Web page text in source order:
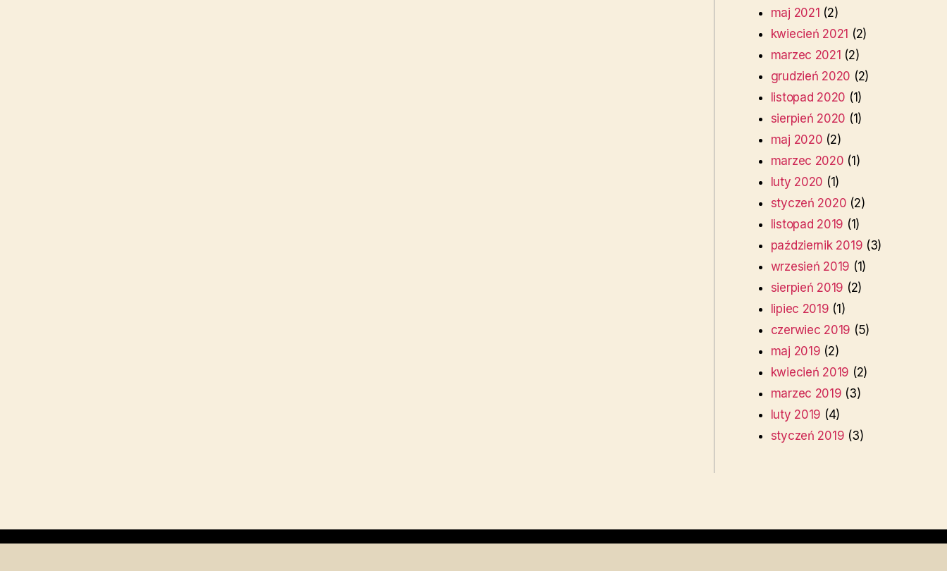
maj 2021 (2)
kwiecień 2021 (2)
marzec 2021 (2)
grudzień 2020 (2)
listopad 2020 (1)
sierpień 2020 (1)
maj 2020 (2)
marzec 2020 (1)
luty 2020 (1)
styczeń 2020 (2)
listopad 2019 (1)
październik 2019 (3)
wrzesień 2019 (1)
sierpień 2019 (2)
lipiec 2019 (1)
czerwiec 2019 (5)
maj 2019 (2)
kwiecień 2019 (2)
marzec 2019 (3)
luty 2019 (4)
styczeń 2019 (3)